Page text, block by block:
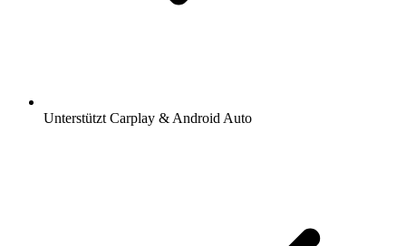
Unterstützt Carplay & Android Auto